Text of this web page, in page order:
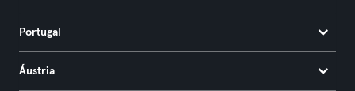
Portugal
Áustria